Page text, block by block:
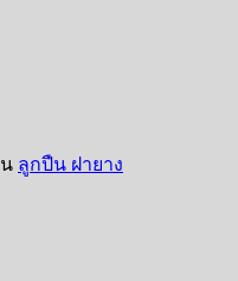
ลูกปืน ฝายาง